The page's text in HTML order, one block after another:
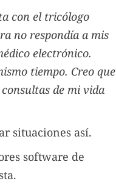
con el tricólogo
no respondía a mis
electrónico.
tiempo. Creo que
de mi vida
situaciones así.
software de